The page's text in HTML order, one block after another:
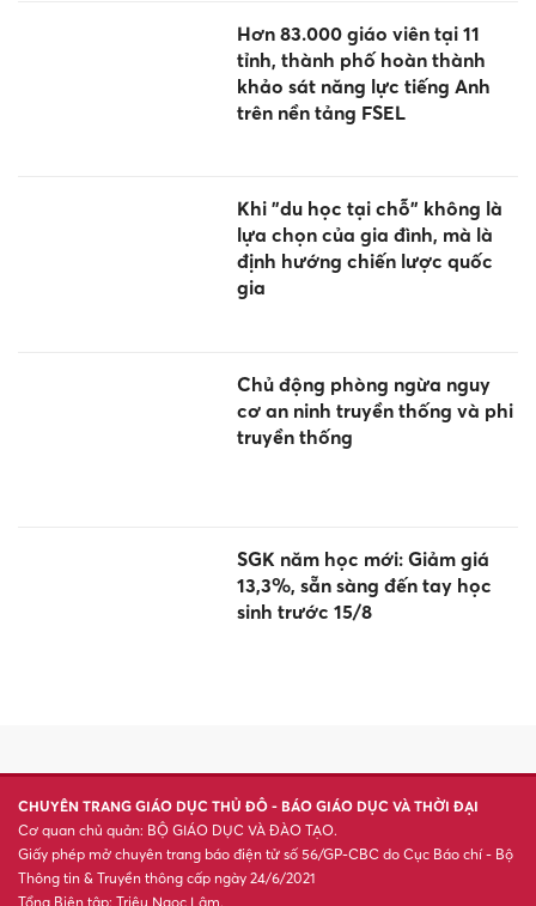
Hơn 83.000 giáo viên tại 11
tỉnh, thành phố hoàn thành
khảo sát năng lực tiếng Anh
trên nền tảng FSEL
Khi "du học tại chỗ" không là
lựa chọn của gia đình, mà là
định hướng chiến lược quốc
gia
Chủ động phòng ngừa nguy
cơ an ninh truyền thống và phi
truyền thống
SGK năm học mới: Giảm giá
13,3%, sẵn sàng đến tay học
sinh trước 15/8
CHUYÊN TRANG GIÁO DỤC THỦ ĐÔ - BÁO GIÁO DỤC VÀ THỜI ĐẠI
Cơ quan chủ quản: BỘ GIÁO DỤC VÀ ĐÀO TẠO.
Giấy phép mở chuyên trang báo điện tử số 56/GP-CBC do Cục Báo chí - Bộ
Thông tin & Truyền thông cấp ngày 24/6/2021
Tổng Biên tập: Triệu Ngọc Lâm.